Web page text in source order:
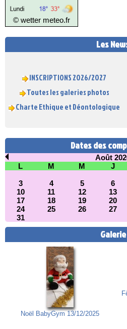
© wetter meteo.fr
Les
INSCRIPTIONS 2026/2027
Toutes les galeries photos
Charte Ethique et Déontologique
Dates des
Août
L
M M J
3
4 5 6
10
11 12 13
17
18 19 20
24
25 26 27
31
Galerie
Noël BabyGym 13/12/2025